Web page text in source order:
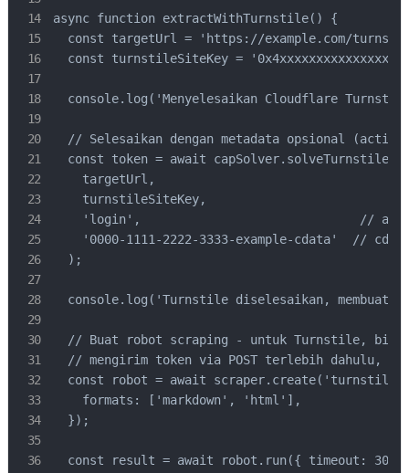
async function extractWithTurnstile() {
const targetUrl = 'https://example.com/
const turnstileSiteKey =
console.log('Menyelesaikan Cloudflare
// Selesaikan dengan metadata opsional (action
  const token = await capSolver.solveTurnstile(
    targetUrl,
    turnstileSiteKey,
'login',                              //
'0000-1111-2222-3333-example-cdata'  //
  );
console.log('Turnstile diselesaikan, membuat
// Buat robot scraping - untuk Turnstile,
// mengirim token via POST terlebih dahulu,
const robot = await
    formats: ['markdown', 'html'],
  });
const result = await robot.run({ timeout: